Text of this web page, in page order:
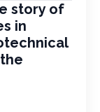
story of
in